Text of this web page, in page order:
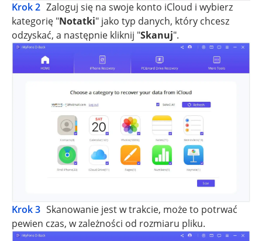
Krok 2 Zaloguj się na swoje konto iCloud i wybierz
kategorię "Notatki" jako typ danych, który chcesz
odzyskać, a następnie kliknij "Skanuj".
Krok 3 Skanowanie jest w trakcie, może to potrwać
pewien czas, w zależności od rozmiaru pliku.